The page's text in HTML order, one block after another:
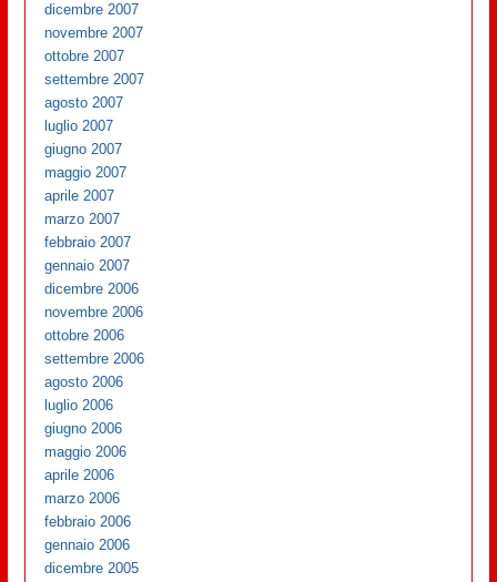
dicembre 2007
novembre 2007
ottobre 2007
settembre 2007
agosto 2007
luglio 2007
giugno 2007
maggio 2007
aprile 2007
marzo 2007
febbraio 2007
gennaio 2007
dicembre 2006
novembre 2006
ottobre 2006
settembre 2006
agosto 2006
luglio 2006
giugno 2006
maggio 2006
aprile 2006
marzo 2006
febbraio 2006
gennaio 2006
dicembre 2005